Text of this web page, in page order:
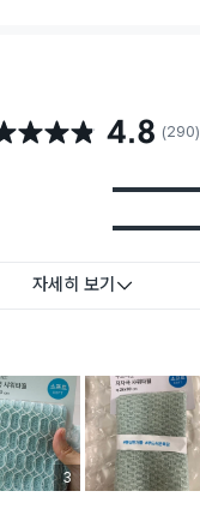
점 4.8 (290)
자세히 보기
리뷰 이미지 등록 개수
3